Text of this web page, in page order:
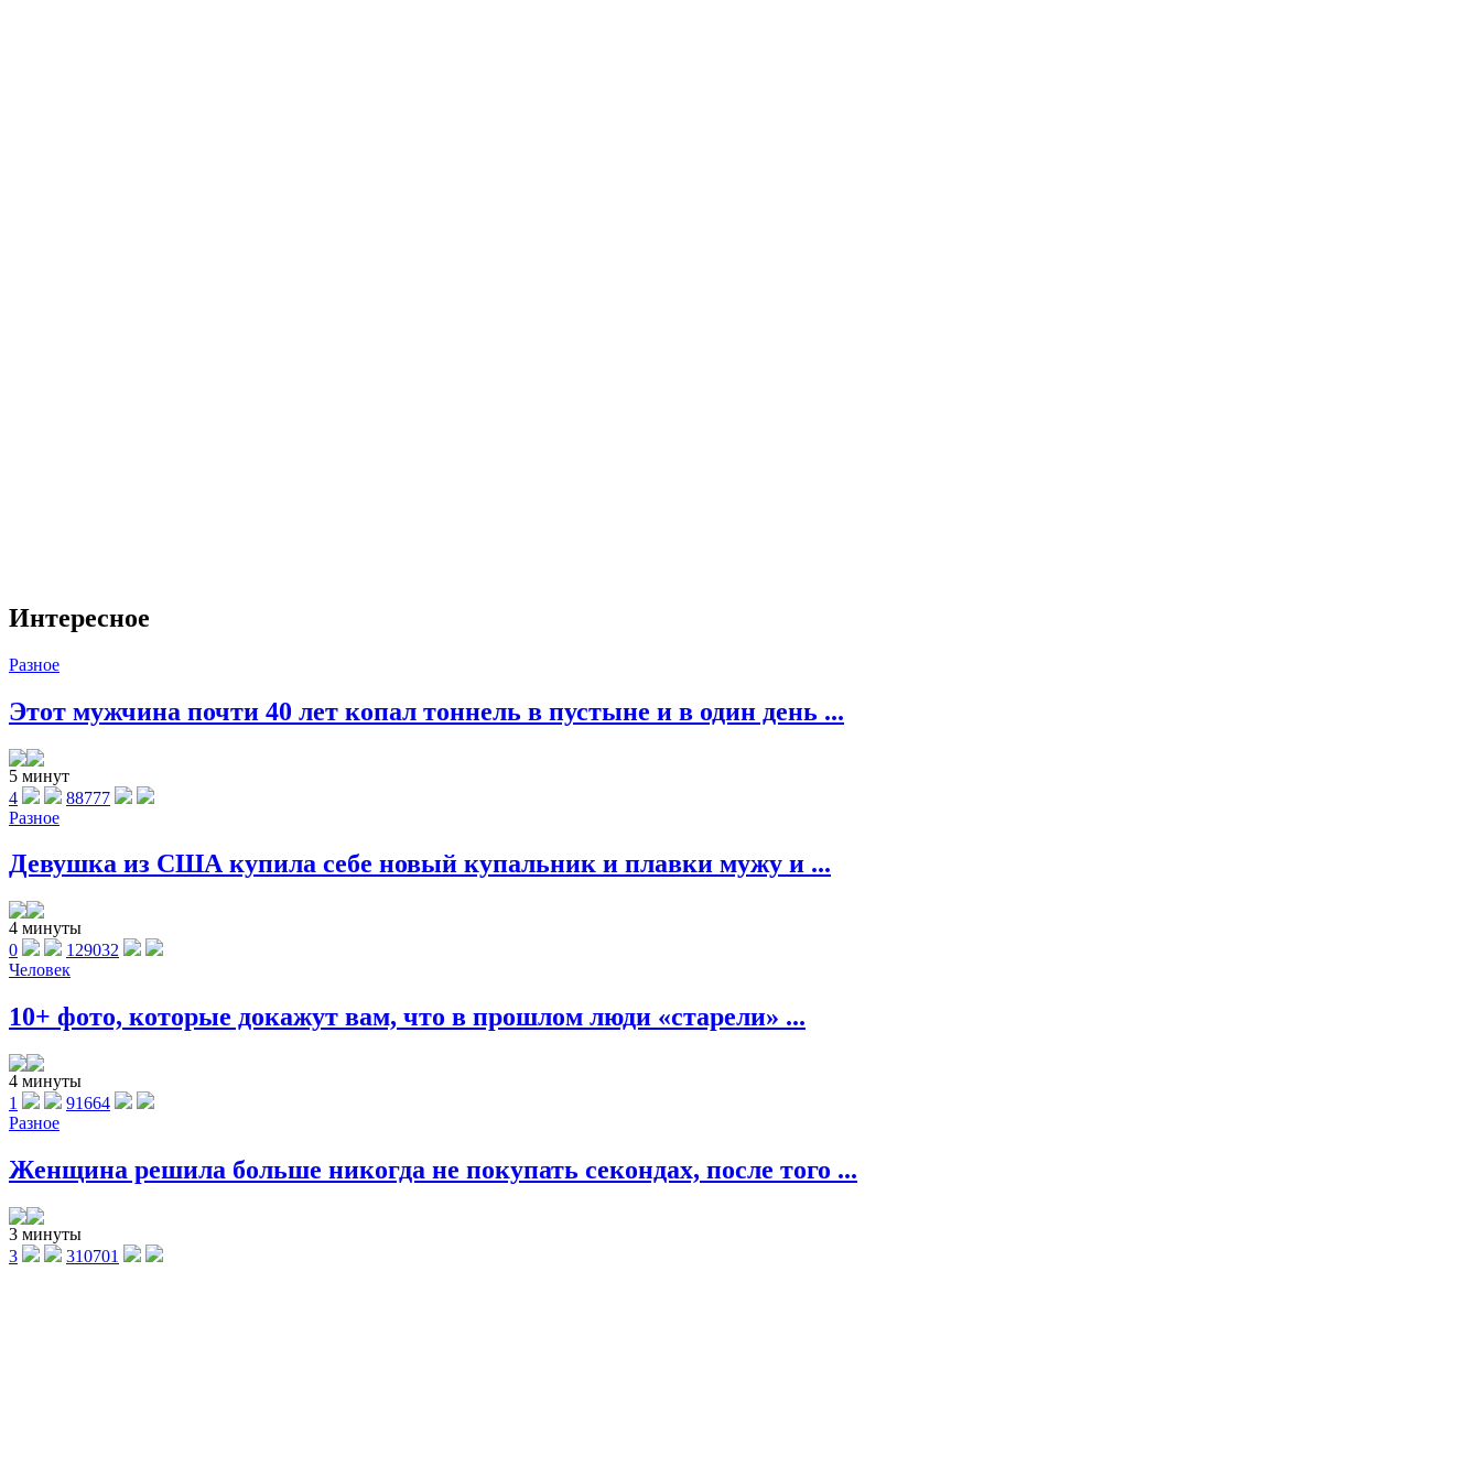
Интересное
Разное
Этот мужчина почти 40 лет копал тоннель в пустыне и в один день ...
5 минут
4
88777
Разное
Девушка из США купила себе новый купальник и плавки мужу и ...
4 минуты
0
129032
Человек
10+ фото, которые докажут вам, что в прошлом люди «старели» ...
4 минуты
1
91664
Разное
Женщина решила больше никогда не покупать секондах, после того ...
3 минуты
3
310701